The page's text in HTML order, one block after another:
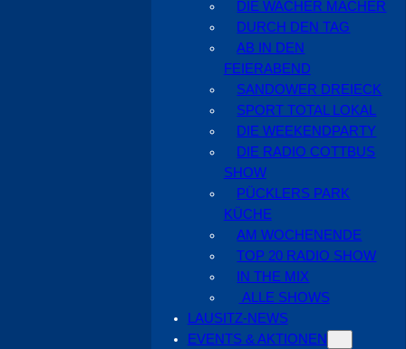
DIE WACHER MACHER
DURCH DEN TAG
AB IN DEN
FEIERABEND
SANDOWER DREIECK
SPORT TOTAL LOKAL
DIE WEEKENDPARTY
DIE RADIO COTTBUS
SHOW
PÜCKLERS PARK
KÜCHE
AM WOCHENENDE
TOP 20 RADIO SHOW
IN THE MIX
ALLE SHOWS
LAUSITZ-NEWS
EVENTS & AKTIONEN